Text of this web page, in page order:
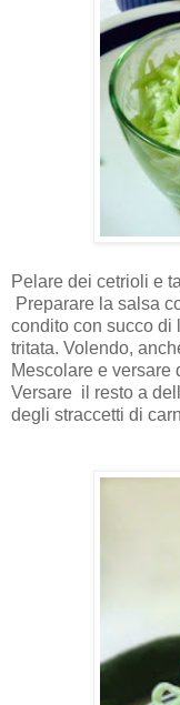
Pelare dei cetrioli e
Preparare la salsa
condito con succo di
tritata. Volendo,
Mescolare e versare
Versare il resto a
degli straccetti di